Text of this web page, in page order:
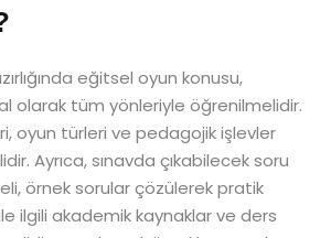
eğitsel oyun konusu,
olarak tüm yönleriyle öğrenilmelidir.
oyun türleri ve pedagojik işlevler
Ayrıca, sınavda çıkabilecek soru
örnek sorular çözülerek pratik
ile ilgili akademik kaynaklar ve ders